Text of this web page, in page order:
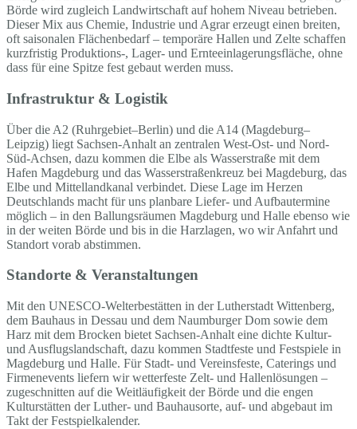
Börde wird zugleich Landwirtschaft auf hohem Niveau betrieben.
Dieser Mix aus Chemie, Industrie und Agrar erzeugt einen breiten,
oft saisonalen Flächenbedarf – temporäre Hallen und Zelte schaffen
kurzfristig Produktions-, Lager- und Ernteeinlagerungsfläche, ohne
dass für eine Spitze fest gebaut werden muss.
Infrastruktur & Logistik
Über die A2 (Ruhrgebiet–Berlin) und die A14 (Magdeburg–
Leipzig) liegt Sachsen-Anhalt an zentralen West-Ost- und Nord-
Süd-Achsen, dazu kommen die Elbe als Wasserstraße mit dem
Hafen Magdeburg und das Wasserstraßenkreuz bei Magdeburg, das
Elbe und Mittellandkanal verbindet. Diese Lage im Herzen
Deutschlands macht für uns planbare Liefer- und Aufbautermine
möglich – in den Ballungsräumen Magdeburg und Halle ebenso wie
in der weiten Börde und bis in die Harzlagen, wo wir Anfahrt und
Standort vorab abstimmen.
Standorte & Veranstaltungen
Mit den UNESCO-Welterbestätten in der Lutherstadt Wittenberg,
dem Bauhaus in Dessau und dem Naumburger Dom sowie dem
Harz mit dem Brocken bietet Sachsen-Anhalt eine dichte Kultur-
und Ausflugslandschaft, dazu kommen Stadtfeste und Festspiele in
Magdeburg und Halle. Für Stadt- und Vereinsfeste, Caterings und
Firmenevents liefern wir wetterfeste Zelt- und Hallenlösungen –
zugeschnitten auf die Weitläufigkeit der Börde und die engen
Kulturstätten der Luther- und Bauhausorte, auf- und abgebaut im
Takt der Festspielkalender.